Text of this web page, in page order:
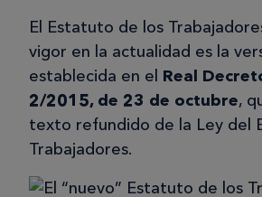
El Estatuto de los
vigor en la actualidad es la
establecida en el Real
2/2015, de 23 de octubre,
texto refundido de la Ley del
Trabajadores.